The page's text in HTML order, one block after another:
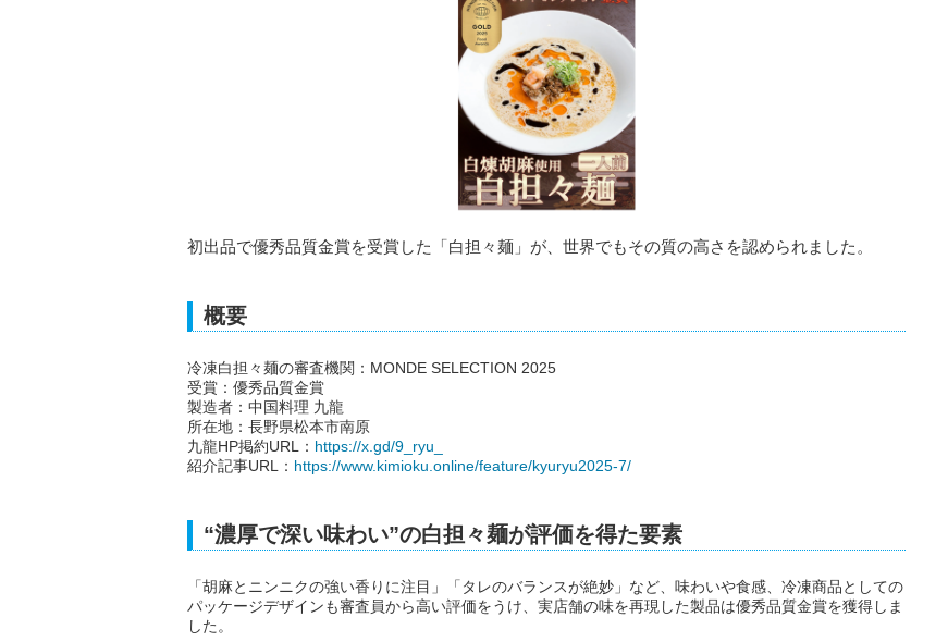
初出品で優秀品質金賞を受賞した「白担々麺」が、世界でもその質の高さを認められました。
概要
冷凍白担々麺の審査機関：MONDE SELECTION 2025
受賞：優秀品質金賞
製造者：中国料理 九龍
所在地：長野県松本市南原
九龍HP掲約URL： https://x.gd/9_ryu_
紹介記事URL： https://www.kimioku.online/feature/kyuryu2025-7/
“濃厚で深い味わい”の白担々麺が評価を得た要素
「胡麻とニンニクの強い香りに注目」「タレのバランスが絶妙」など、味わいや食感、冷凍商品としての
パッケージデザインも審査員から高い評価をうけ、実店舗の味を再現した製品は優秀品質金賞を獲得しま
した。